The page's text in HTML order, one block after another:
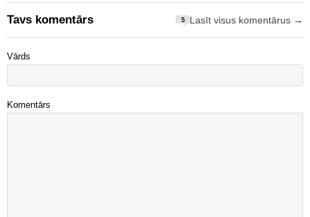
Tavs komentārs 5 Lasīt visus komentārus →
Vārds
Komentārs